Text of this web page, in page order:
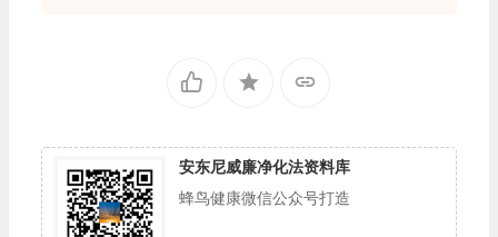
安东尼威廉净化法资料库
蜂鸟健康微信公众号打造